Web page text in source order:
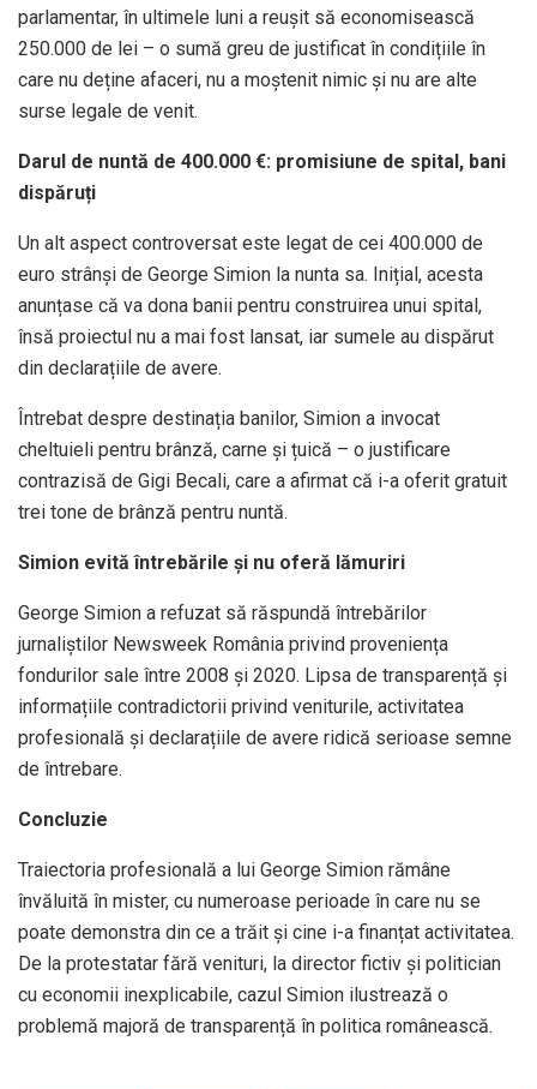
parlamentar, în ultimele luni a reușit să economisească
250.000 de lei – o sumă greu de justificat în condițiile în
care nu deține afaceri, nu a moștenit nimic și nu are alte
surse legale de venit.
Darul de nuntă de 400.000 €: promisiune de spital, bani
dispăruți
Un alt aspect controversat este legat de cei 400.000 de
euro strânși de George Simion la nunta sa. Inițial, acesta
anunțase că va dona banii pentru construirea unui spital,
însă proiectul nu a mai fost lansat, iar sumele au dispărut
din declarațiile de avere.
Întrebat despre destinația banilor, Simion a invocat
cheltuieli pentru brânză, carne și țuică – o justificare
contrazisă de Gigi Becali, care a afirmat că i-a oferit gratuit
trei tone de brânză pentru nuntă.
Simion evită întrebările și nu oferă lămuriri
George Simion a refuzat să răspundă întrebărilor
jurnaliștilor Newsweek România privind proveniența
fondurilor sale între 2008 și 2020. Lipsa de transparență și
informațiile contradictorii privind veniturile, activitatea
profesională și declarațiile de avere ridică serioase semne
de întrebare.
Concluzie
Traiectoria profesională a lui George Simion rămâne
învăluită în mister, cu numeroase perioade în care nu se
poate demonstra din ce a trăit și cine i-a finanțat activitatea.
De la protestatar fără venituri, la director fictiv și politician
cu economii inexplicabile, cazul Simion ilustrează o
problemă majoră de transparență în politica românească.